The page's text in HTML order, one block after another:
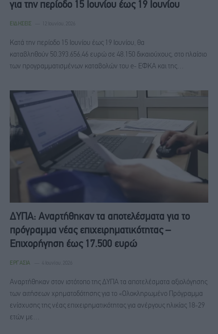
για την περίοδο 15 Ιουνίου έως 19 Ιουνίου
ΕΙΔΉΣΕΙΣ 12 Ιουνίου, 2026
Κατά την περίοδο 15 Ιουνίου έως 19 Ιουνίου, θα
καταβληθούν 50.393.656,46 ευρώ σε 48.150 δικαιούχους, στο πλαίσιο
των προγραμματισμένων καταβολών του e- ΕΦΚΑ και της…
ΔΥΠΑ: Αναρτήθηκαν τα αποτελέσματα για το
πρόγραμμα νέας επιχειρηματικότητας –
Επιχορήγηση έως 17.500 ευρώ
ΕΡΓΑΣΊΑ 4 Ιουνίου, 2026
Αναρτήθηκαν στον ιστότοπο της ΔΥΠΑ τα αποτελέσματα αξιολόγησης
των αιτήσεων χρηματοδότησης για το «Ολοκληρωμένο Πρόγραμμα
ενίσχυσης της νέας επιχειρηματικότητας για ανέργους ηλικίας 18-29
ετών με…